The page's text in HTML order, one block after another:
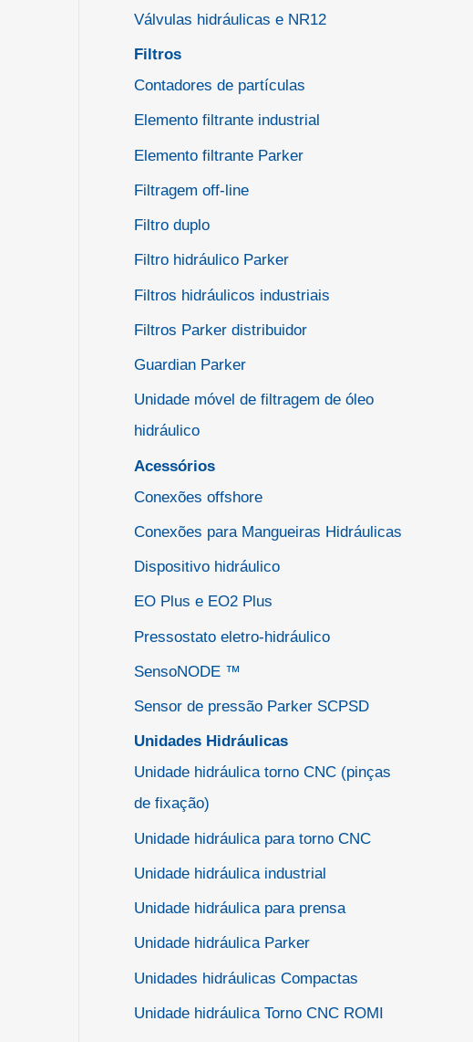
Válvulas hidráulicas e NR12
Filtros
Contadores de partículas
Elemento filtrante industrial
Elemento filtrante Parker
Filtragem off-line
Filtro duplo
Filtro hidráulico Parker
Filtros hidráulicos industriais
Filtros Parker distribuidor
Guardian Parker
Unidade móvel de filtragem de óleo
hidráulico
Acessórios
Conexões offshore
Conexões para Mangueiras Hidráulicas
Dispositivo hidráulico
EO Plus e EO2 Plus
Pressostato eletro-hidráulico
SensoNODE ™
Sensor de pressão Parker SCPSD
Unidades Hidráulicas
Unidade hidráulica torno CNC (pinças
de fixação)
Unidade hidráulica para torno CNC
Unidade hidráulica industrial
Unidade hidráulica para prensa
Unidade hidráulica Parker
Unidades hidráulicas Compactas
Unidade hidráulica Torno CNC ROMI